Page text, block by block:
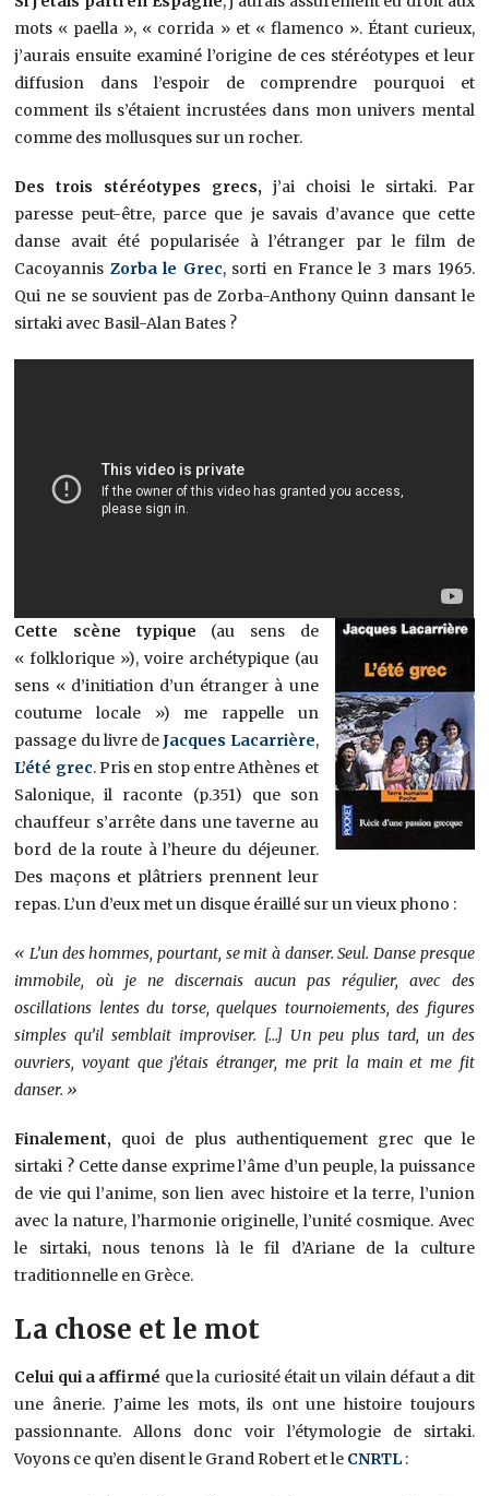
mots « paella », « corrida » et « flamenco ». Étant curieux,
j’aurais ensuite examiné l’origine de ces stéréotypes et leur
diffusion dans l’espoir de comprendre pourquoi et
comment ils s’étaient incrustées dans mon univers mental
comme des mollusques sur un rocher.
Des trois stéréotypes grecs, j’ai choisi le sirtaki. Par
paresse peut-être, parce que je savais d’avance que cette
danse avait été popularisée à l’étranger par le film de
Cacoyannis Zorba le Grec, sorti en France le 3 mars 1965.
Qui ne se souvient pas de Zorba-Anthony Quinn dansant le
sirtaki avec Basil-Alan Bates ?
Cette scène typique (au sens de
« folklorique »), voire archétypique (au
sens « d’initiation d’un étranger à une
coutume locale ») me rappelle un
passage du livre deJacques Lacarrière,
L’été grec. Pris en stop entre Athènes et
Salonique, il raconte (p.351) que son
chauffeur s’arrête dans une taverne au
bord de la route à l’heure du déjeuner.
Des maçons et plâtriers prennent leur
repas. L’un d’eux met un disque éraillé sur un vieux phono :
« L’un des hommes, pourtant, se mit à danser. Seul. Danse presque
immobile, où je ne discernais aucun pas régulier, avec des
oscillations lentes du torse, quelques tournoiements, des figures
simples qu’il semblait improviser. […] Un peu plus tard, un des
ouvriers, voyant que j’étais étranger, me prit la main et me fit
danser. »
Finalement, quoi de plus authentiquement grec que le
sirtaki ? Cette danse exprime l’âme d’un peuple, la puissance
de vie qui l’anime, son lien avec histoire et la terre, l’union
avec la nature, l’harmonie originelle, l’unité cosmique. Avec
le sirtaki, nous tenons là le fil d’Ariane de la culture
traditionnelle en Grèce.
La chose et le mot
Celui qui a affirmé que la curiosité était un vilain défaut a dit
une ânerie. J’aime les mots, ils ont une histoire toujours
passionnante. Allons donc voir l’étymologie de sirtaki.
Voyons ce qu’en disent le Grand Robert et le CNRTL :